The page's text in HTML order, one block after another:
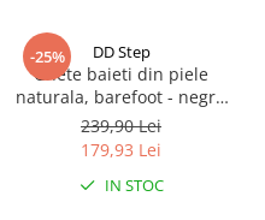
-25% DD Step
Ghete baieti din piele
naturala, barefoot - negru
DD Step
239,90 Lei
179,93 Lei
IN STOC